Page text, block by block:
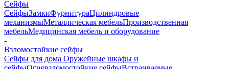
Сейфы
СейфыЗамкиФурнитураЦилиндровые
механизмыМеталлическая мебельПроизводственная
мебельМедицинская мебель и оборудование
-
Взломостойкие сейфы
Сейфы для дома Оружейные шкафы и